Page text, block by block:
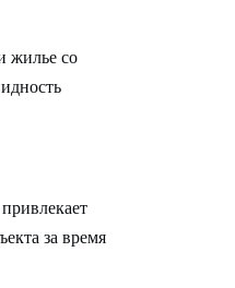
жилье со
за время